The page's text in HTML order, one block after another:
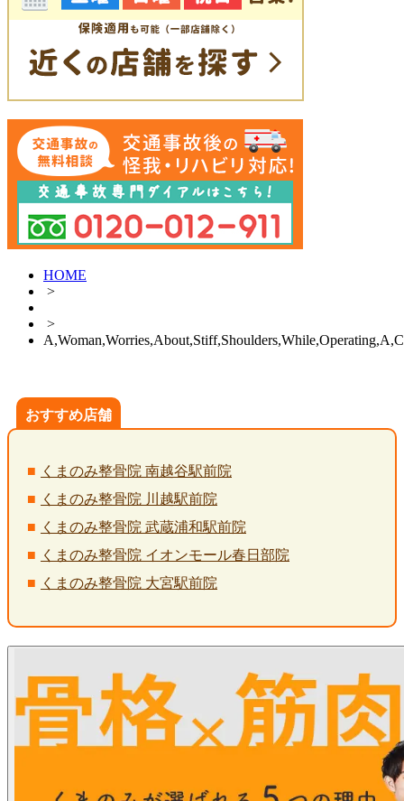
HOME
>
>
おすすめ店舗
くまのみ整骨院 南越谷駅前院
くまのみ整骨院 川越駅前院
くまのみ整骨院 武蔵浦和駅前院
くまのみ整骨院 イオンモール春日部院
くまのみ整骨院 大宮駅前院